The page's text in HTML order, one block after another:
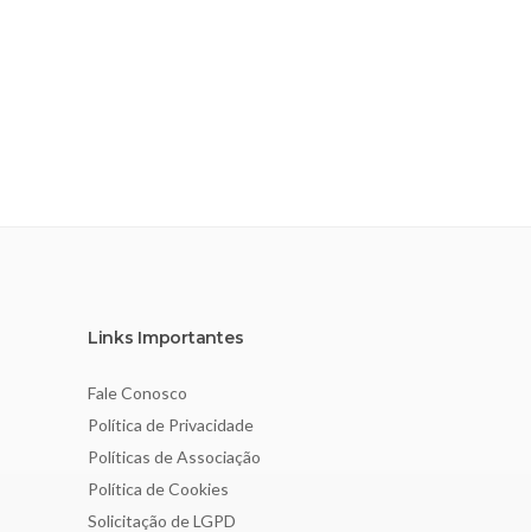
Links Importantes
Fale Conosco
Política de Privacidade
Políticas de Associação
Política de Cookies
Solicitação de LGPD